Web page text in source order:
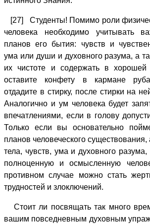
[27] Студенты! Помимо роли
человека необходимо учитывать
планов его бытия: чувств и
ума или души и духовного разума, а
их чистоте и содержать в
оставите конфету в кармане
отдадите в стирку, после стирки на
Аналогично и ум человека будет
впечатлениями, если в голову
Только если вы основательно
планов человеческого
тела, чувств, ума и духовного
полноценную и осмысленную
противном случае можно стать
трудностей и злоключений.
Стоит ли посвящать так много
вашим повседневным духовным